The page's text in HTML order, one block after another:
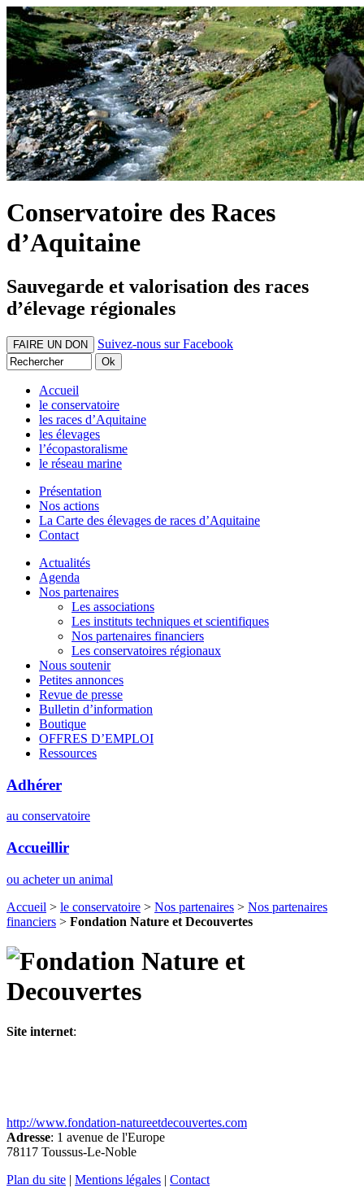
Conservatoire des Races
d’Aquitaine
Sauvegarde et valorisation des races
d’élevage régionales
FAIRE UN DON Suivez-nous sur Facebook
Accueil
le conservatoire
les races d’Aquitaine
les élevages
l’écopastoralisme
le réseau marine
Présentation
Nos actions
La Carte des élevages de races d’Aquitaine
Contact
Actualités
Agenda
Nos partenaires
Les associations
Les instituts techniques et scientifiques
Nos partenaires financiers
Les conservatoires régionaux
Nous soutenir
Petites annonces
Revue de presse
Bulletin d’information
Boutique
OFFRES D’EMPLOI
Ressources
Adhérer
au conservatoire
Accueillir
ou acheter un animal
Accueil > le conservatoire > Nos partenaires > Nos partenaires
financiers > Fondation Nature et Decouvertes
Site internet:
http://www.fondation-natureetdecouvertes.com
Adresse: 1 avenue de l'Europe
78117 Toussus-Le-Noble
Plan du site | Mentions légales | Contact